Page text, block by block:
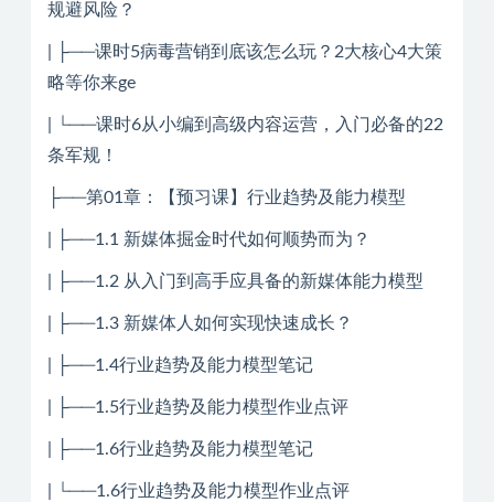
规避风险？
| ├──课时5病毒营销到底该怎么玩？2大核心4大策
略等你来ge
| └──课时6从小编到高级内容运营，入门必备的22
条军规！
├──第01章：【预习课】行业趋势及能力模型
| ├──1.1 新媒体掘金时代如何顺势而为？
| ├──1.2 从入门到高手应具备的新媒体能力模型
| ├──1.3 新媒体人如何实现快速成长？
| ├──1.4行业趋势及能力模型笔记
| ├──1.5行业趋势及能力模型作业点评
| ├──1.6行业趋势及能力模型笔记
| └──1.6行业趋势及能力模型作业点评